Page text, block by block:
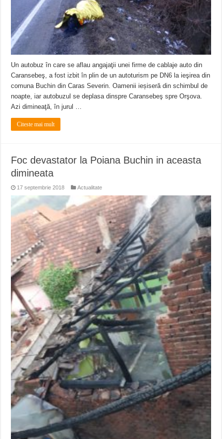
Un autobuz în care se aflau angajaţii unei firme de cablaje auto din
Caransebeş, a fost izbit în plin de un autoturism pe DN6 la ieşirea din
comuna Buchin din Caras Severin. Oamenii ieșiseră din schimbul de
noapte, iar autobuzul se deplasa dinspre Caransebeş spre Orşova.
Azi dimineaţă, în jurul …
Citeste mai mult
Foc devastator la Poiana Buchin in aceasta
dimineata
17 septembrie 2018 Actualitate